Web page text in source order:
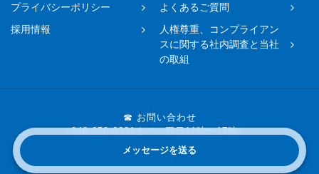
メッセージを送る
プライバシーポリシー
よくあるご質問
採用情報
人権尊重、コンプライアン
スに関する社内調査と当社
の取組
☎ お問い合わせ
048-650-0331まで（平日11時〜17時）
Copyright © 2019 FM NACK5 All rights reserved.